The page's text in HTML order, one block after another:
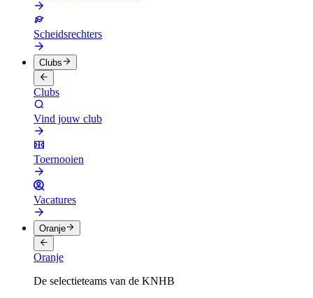
Scheidsrechters
Clubs
Clubs
Vind jouw club
Toernooien
Vacatures
Oranje
Oranje
De selectieteams van de KNHB